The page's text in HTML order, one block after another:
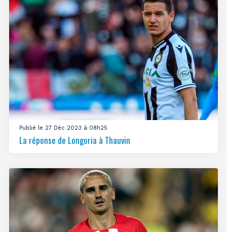
Publié le 27 Déc 2023 à 08h25
La réponse de Longoria à Thauvin